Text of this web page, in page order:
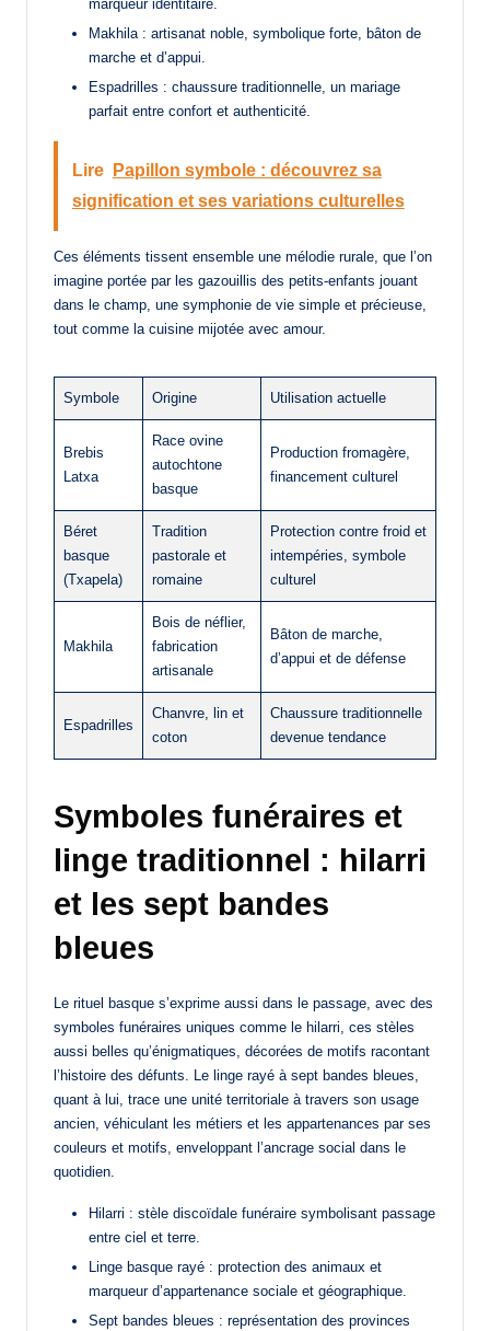
marqueur identitaire.
Makhila : artisanat noble, symbolique forte, bâton de
marche et d’appui.
Espadrilles : chaussure traditionnelle, un mariage
parfait entre confort et authenticité.
Lire
Papillon symbole : découvrez sa
signification et ses variations culturelles
Ces éléments tissent ensemble une mélodie rurale, que l’on
imagine portée par les gazouillis des petits-enfants jouant
dans le champ, une symphonie de vie simple et précieuse,
tout comme la cuisine mijotée avec amour.
Symbole Origine Utilisation actuelle
Brebis
Latxa
Race ovine
autochtone
basque
Production fromagère,
financement culturel
Béret
basque
(Txapela)
Tradition
pastorale et
romaine
Protection contre froid et
intempéries, symbole
culturel
Makhila
Bois de néflier,
fabrication
artisanale
Bâton de marche,
d’appui et de défense
Espadrilles
Chanvre, lin et
coton
Chaussure traditionnelle
devenue tendance
Symboles funéraires et
linge traditionnel : hilarri
et les sept bandes
bleues
Le rituel basque s’exprime aussi dans le passage, avec des
symboles funéraires uniques comme le hilarri, ces stèles
aussi belles qu’énigmatiques, décorées de motifs racontant
l’histoire des défunts. Le linge rayé à sept bandes bleues,
quant à lui, trace une unité territoriale à travers son usage
ancien, véhiculant les métiers et les appartenances par ses
couleurs et motifs, enveloppant l’ancrage social dans le
quotidien.
Hilarri : stèle discoïdale funéraire symbolisant passage
entre ciel et terre.
Linge basque rayé : protection des animaux et
marqueur d’appartenance sociale et géographique.
Sept bandes bleues : représentation des provinces